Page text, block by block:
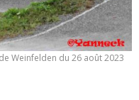
Weinfelden du 26 août 2023